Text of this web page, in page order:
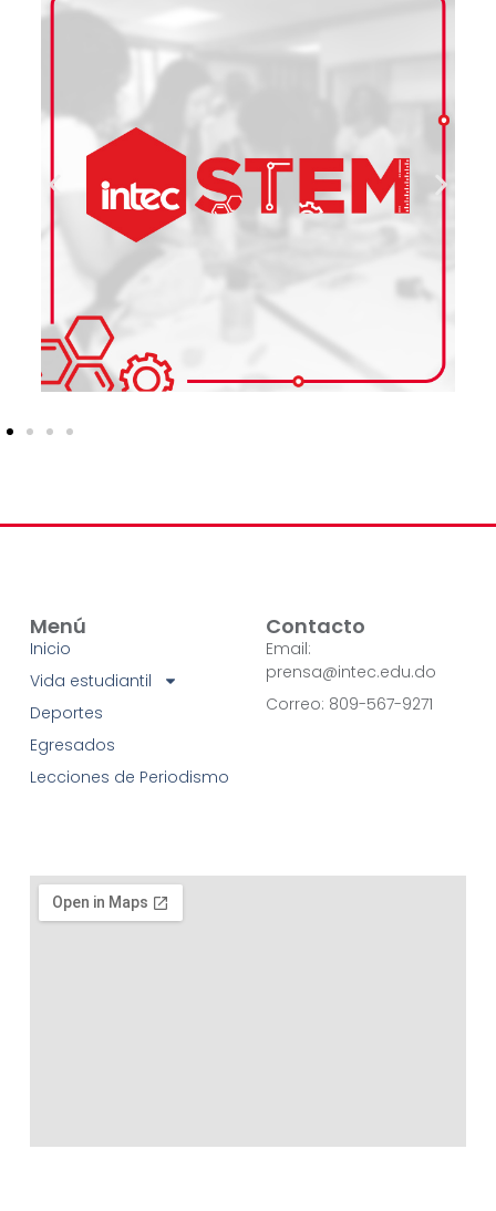
Menú
Inicio
Vida estudiantil
Deportes
Egresados
Lecciones de Periodismo
Contacto
Email:
prensa@intec.edu.do
Correo: 809-567-9271